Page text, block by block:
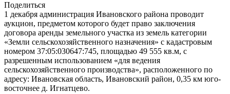
Поделиться
1 декабря администрация Ивановского района проводит
аукцион, предметом которого будет право заключения
договора аренды земельного участка из земель категории
«Земли сельскохозяйственного назначения» с кадастровым
номером 37:05:030647:745, площадью 49 555 кв.м, с
разрешенным использованием «для ведения
сельскохозяйственного производства», расположенного по
адресу: Ивановская область, Ивановский район, 0,35 км юго-
восточнее д. Игнатцево.